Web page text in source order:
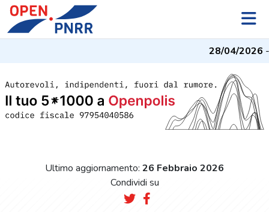
28/04/2026- I
Ultimo aggiornamento: 26 Febbraio 2026
Condividi su